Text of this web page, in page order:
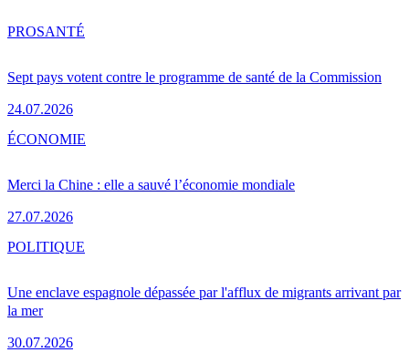
Sept pays votent contre le programme de santé de la Commission
24.07.2026
PROSANTÉ
Merci la Chine : elle a sauvé l’économie mondiale
27.07.2026
ÉCONOMIE
Une enclave espagnole dépassée par l'afflux de migrants arrivant par
la mer
30.07.2026
POLITIQUE